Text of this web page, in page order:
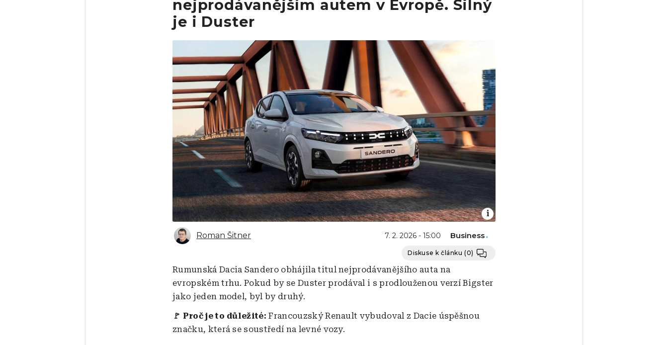
nejprodávanějším autem v Evropě. Silný
je i Duster
Obrázek
Roman Šitner 7. 2. 2026 - 15:00 Business
Diskuse k článku(0)
Rumunská Dacia Sandero obhájila titul nejprodávanějšího auta na
evropském trhu. Pokud by se Duster prodával i s prodlouženou verzí Bigster
jako jeden model, byl by druhý.
🚩 Proč je to důležité:Francouzský Renault vybudoval z Dacie úspěšnou
značku, která se soustředí na levné vozy.